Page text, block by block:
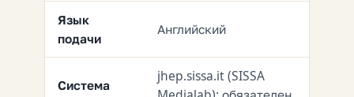
Язык
подачи
Английский
Система
jhep.sissa.it (SISSA